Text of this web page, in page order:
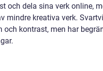
och dela sina verk online,
mindre kreativa verk.
kontrast, men har